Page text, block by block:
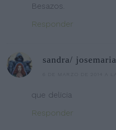
Besazos.
Responder
sandra/ josemaria
que delicia
Responder